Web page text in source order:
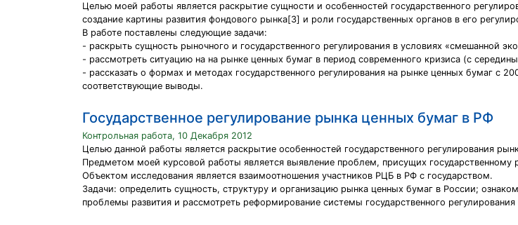
Целью моей работы является раскрытие сущности и особенностей государственного
создание картины развития фондового рынка[3] и роли государственных органов в его
В работе поставлены следующие задачи:
- раскрыть сущность рыночного и государственного регулирования в условиях «смешанной
- рассмотреть ситуацию на на рынке ценных бумаг в период современного кризиса (с
- рассказать о формах и методах государственного регулирования на рынке ценных бумаг с
соответствующие выводы.
Государственное регулирование рынка ценных бумаг в РФ
Контрольная работа, 10 Декабря 2012
Целью данной работы является раскрытие особенностей государственного регулирования
Предметом моей курсовой работы является выявление проблем, присущих государственному
Объектом исследования является взаимоотношения участников РЦБ в РФ с государством.
Задачи: определить сущность, структуру и организацию рынка ценных бумаг в России;
проблемы развития и рассмотреть реформирование системы государственного